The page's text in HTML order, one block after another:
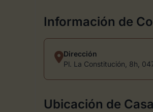
Información de
Dirección
Pl. La Constitución, 8h,
Ubicación de